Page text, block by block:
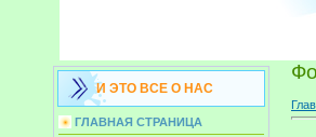
И ЭТО ВСЕ О НАС
ГЛАВНАЯ СТРАНИЦА